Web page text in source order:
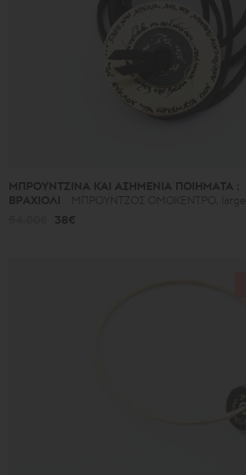
ΜΠΡΟΥΝΤΖΙΝΑ ΚΑΙ ΑΣΗΜΕΝΙΑ ΠΟΙΗΜΑΤΑ :
ΒΡΑΧΙΟΛΙ
ΜΠΡΟΥΝΤΖΟΣ ΟΜΟΚΕΝΤΡΟ, large
38€